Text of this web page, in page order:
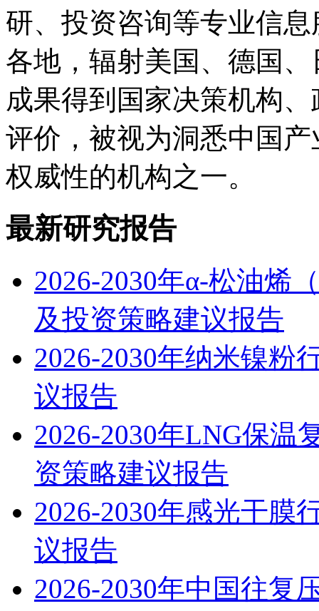
研、投资咨询等专业信
各地，辐射美国、德国
成果得到国家决策机构
评价，被视为洞悉中国
权威性的机构之一。
最新研究报告
2026-2030年α-松油烯
及投资策略建议报告
2026-2030年纳米镍粉
议报告
2026-2030年LNG保温
资策略建议报告
2026-2030年感光干膜
议报告
2026-2030年中国往复